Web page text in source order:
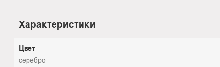
Характеристики
Цвет
серебро